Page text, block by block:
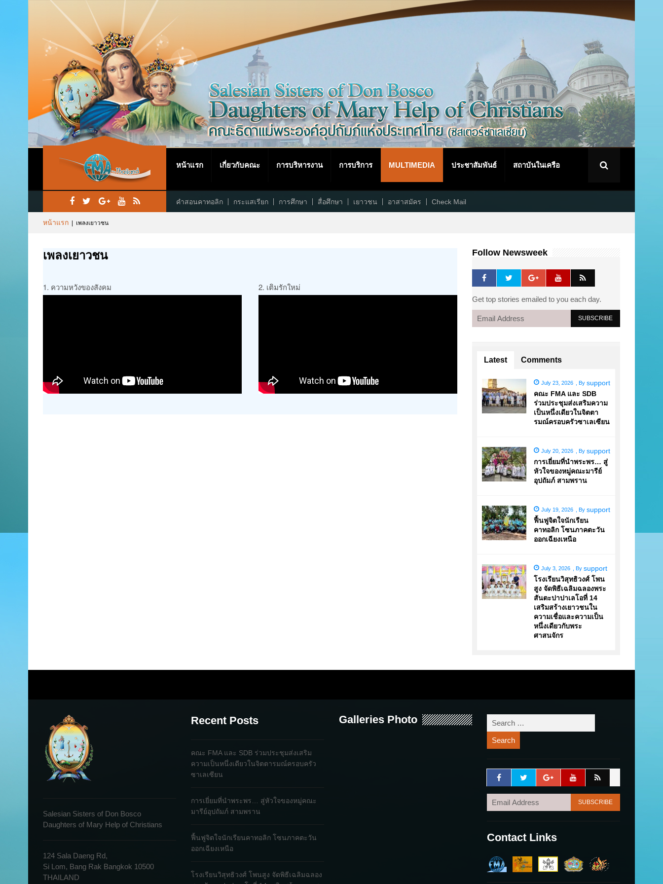
หน้าแรก เกี่ยวกับคณะ การบริหารงาน การบริการ MULTIMEDIA ประชาสัมพันธ์ สถาบันในเครือ
คำสอนคาทอลิก กระแสเรียก การศึกษา สื่อศึกษา เยาวชน อาสาสมัคร Check Mail
หน้าแรก เพลงเยาวชน
เพลงเยาวชน
1. ความหวังของสังคม 2. เติมรักใหม่
Follow Newsweek
Get top stories emailed to you each day.
Latest Comments
July 23, 2026 By support
คณะ FMA และ SDB
ร่วมประชุมส่งเสริมความ
เป็นหนึ่งเดียวในจิตตา
รมณ์ครอบครัวซาเลเซียน
July 20, 2026 By support
การเยี่ยมที่นำพระพร… สู่
หัวใจของหมู่คณะมารีย์
อุปถัมภ์ สามพราน
July 19, 2026 By support
ฟื้นฟูจิตใจนักเรียน
คาทอลิก โซนภาคตะวัน
ออกเฉียงเหนือ
July 3, 2026 By support
โรงเรียนวิสุทธิวงศ์ โพน
สูง จัดพิธีเฉลิมฉลองพระ
สันตะปาปาเลโอที่ 14
เสริมสร้างเยาวชนใน
ความเชื่อและความเป็น
หนึ่งเดียวกับพระ
ศาสนจักร
Salesian Sisters of Don Bosco
Daughters of Mary Help of Christians
124 Sala Daeng Rd,
Si Lom, Bang Rak Bangkok 10500
THAILAND
Recent Posts
คณะ FMA และ SDB ร่วมประชุมส่งเสริม
ความเป็นหนึ่งเดียวในจิตตารมณ์ครอบครัว
ซาเลเซียน
การเยี่ยมที่นำพระพร… สู่หัวใจของหมู่คณะ
มารีย์อุปถัมภ์ สามพราน
ฟื้นฟูจิตใจนักเรียนคาทอลิก โซนภาคตะวัน
ออกเฉียงเหนือ
โรงเรียนวิสุทธิวงศ์ โพนสูง จัดพิธีเฉลิมฉลอง
Galleries Photo
Contact Links